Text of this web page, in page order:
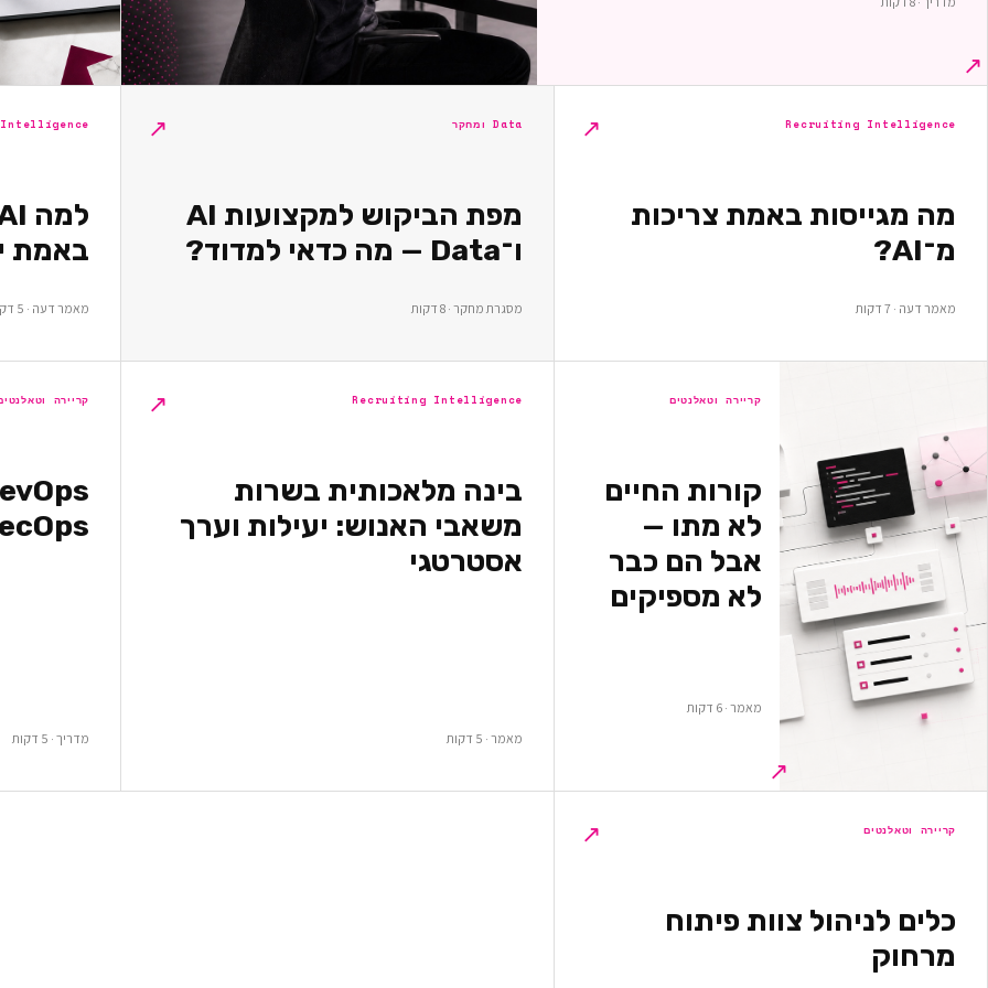
↗
Recruiting Intelligence
מה מגייסות באמת צריכות
מ־AI?
מאמר דעה · 7 דקות
↗ Data ומחקר
מפת הביקוש למקצועות AI
ו־Data — מה כדאי למדוד?
מסגרת מחקר · 8 דקות
↗
באמת
מאמר דעה · 5 דקות
קריירה וטאלנטים
קורות החיים
לא מתו —
אבל הם כבר
לא מספיקים
מאמר · 6 דקות
↗
Recruiting Intelligence
בינה מלאכותית בשרות
משאבי האנוש: יעילות וערך
אסטרטגי
מאמר · 5 דקות
↗ קריירה
מדריך · 5 דקות
קריירה וטאלנטים
כלים לניהול צוות פיתוח
מרחוק
↗